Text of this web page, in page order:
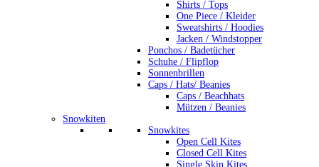
Shirts / Tops
One Piece / Kleider
Sweatshirts / Hoodies
Jacken / Windstopper
Ponchos / Badetücher
Schuhe / Flipflop
Sonnenbrillen
Caps / Hats/ Beanies
Caps / Beachhats
Mützen / Beanies
Snowkiten
Snowkites
Open Cell Kites
Closed Cell Kites
Single Skin Kites